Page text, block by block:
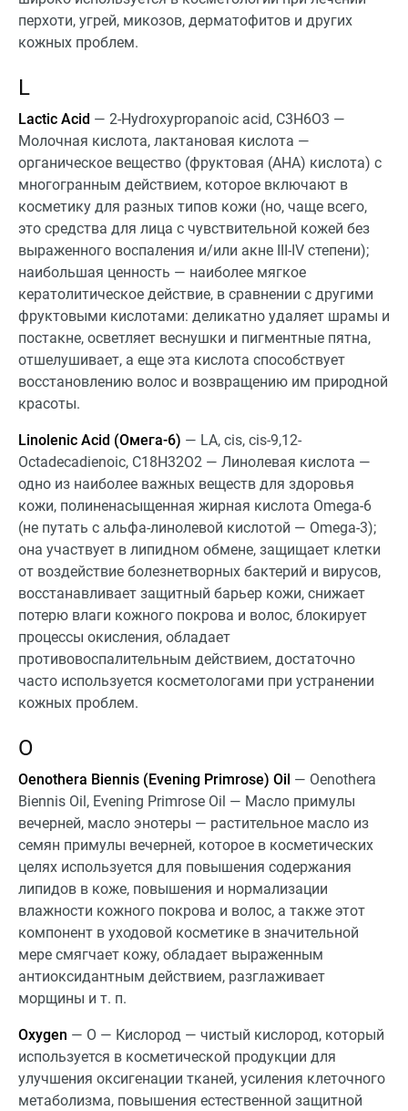
перхоти, угрей, микозов, дерматофитов и других
кожных проблем.
L
Lactic Acid — 2-Hydroxypropanoic acid, C3H6O3 —
Молочная кислота, лактановая кислота —
органическое вещество (фруктовая (АНА) кислота) с
многогранным действием, которое включают в
косметику для разных типов кожи (но, чаще всего,
это средства для лица с чувствительной кожей без
выраженного воспаления и/или акне III-IV степени);
наибольшая ценность — наиболее мягкое
кератолитическое действие, в сравнении с другими
фруктовыми кислотами: деликатно удаляет шрамы и
постакне, осветляет веснушки и пигментные пятна,
отшелушивает, а еще эта кислота способствует
восстановлению волос и возвращению им природной
красоты.
Linolenic Acid (Омега-6) — LA, cis, cis-9,12-
Octadecadienoic, C18H32O2 — Линолевая кислота —
одно из наиболее важных веществ для здоровья
кожи, полиненасыщенная жирная кислота Omega-6
(не путать с альфа-линолевой кислотой — Omega-3);
она участвует в липидном обмене, защищает клетки
от воздействие болезнетворных бактерий и вирусов,
восстанавливает защитный барьер кожи, снижает
потерю влаги кожного покрова и волос, блокирует
процессы окисления, обладает
противовоспалительным действием, достаточно
часто используется косметологами при устранении
кожных проблем.
O
Oenothera Biennis (Evening Primrose) Oil — Oenothera
Biennis Oil, Evening Primrose Oil — Масло примулы
вечерней, масло энотеры — растительное масло из
семян примулы вечерней, которое в косметических
целях используется для повышения содержания
липидов в коже, повышения и нормализации
влажности кожного покрова и волос, а также этот
компонент в уходовой косметике в значительной
мере смягчает кожу, обладает выраженным
антиоксидантным действием, разглаживает
морщины и т. п.
Oxygen — О — Кислород — чистый кислород, который
используется в косметической продукции для
улучшения оксигенации тканей, усиления клеточного
метаболизма, повышения естественной защитной